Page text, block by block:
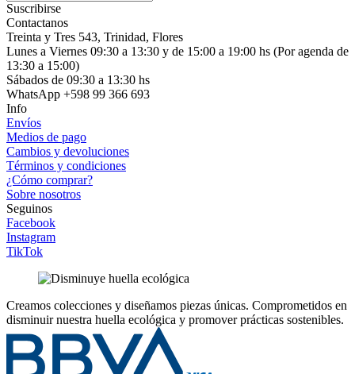
Suscribirse
Contactanos
Treinta y Tres 543, Trinidad, Flores
Lunes a Viernes 09:30 a 13:30 y de 15:00 a 19:00 hs (Por agenda de
13:30 a 15:00)
Sábados de 09:30 a 13:30 hs
WhatsApp +598 99 366 693
Info
Envíos
Medios de pago
Cambios y devoluciones
Términos y condiciones
¿Cómo comprar?
Sobre nosotros
Seguinos
Facebook
Instagram
TikTok
Creamos colecciones y diseñamos piezas únicas. Comprometidos en
disminuir nuestra huella ecológica y promover prácticas sostenibles.